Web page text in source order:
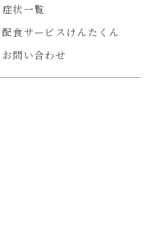
症状一覧
配食サービスけんたくん
お問い合わせ